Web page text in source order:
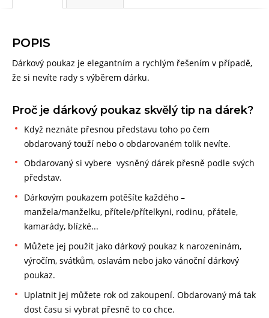
POPIS
Dárkový poukaz je elegantním a rychlým řešením v případě,
že si nevíte rady s výběrem dárku.
Proč je dárkový poukaz skvělý tip na dárek?
Když neznáte přesnou představu toho po čem
obdarovaný touží nebo o obdarovaném tolik nevíte.
Obdarovaný si vybere vysněný dárek přesně podle svých
představ.
Dárkovým poukazem potěšíte každého –
manžela/manželku, přítele/přítelkyni, rodinu, přátele,
kamarády, blízké...
Můžete jej použít jako dárkový poukaz k narozeninám,
výročím, svátkům, oslavám nebo jako vánoční dárkový
poukaz.
Uplatnit jej můžete rok od zakoupení. Obdarovaný má tak
dost času si vybrat přesně to co chce.